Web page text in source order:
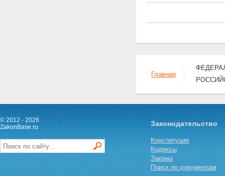
Главная
© 2012 - 2026
ZakonBase.ru
Законодательство
Конституция
Кодексы
Законы
Поиск по документам